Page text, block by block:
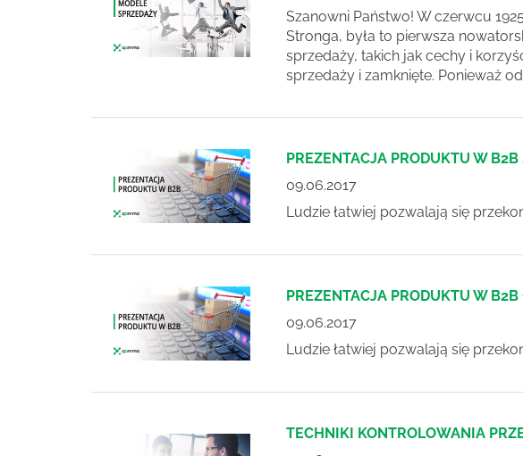
Szanowni Państwo! W czerwcu
Stronga, była to pierwsza
sprzedaży, takich jak cechy i
sprzedaży i zamknięte. Ponieważ
PREZENTACJA PRODUKTU W
09.06.2017
Ludzie łatwiej pozwalają się
PREZENTACJA PRODUKTU W
09.06.2017
Ludzie łatwiej pozwalają się
TECHNIKI KONTROLOWANIA